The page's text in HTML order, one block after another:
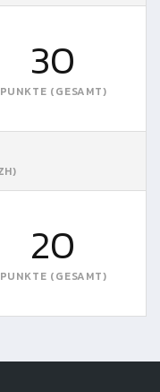
30
PUNKTE (GESAMT)
20
PUNKTE (GESAMT)